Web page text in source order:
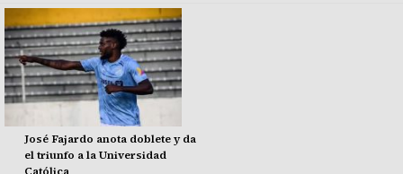
José Fajardo anota doblete y da
el triunfo a la Universidad